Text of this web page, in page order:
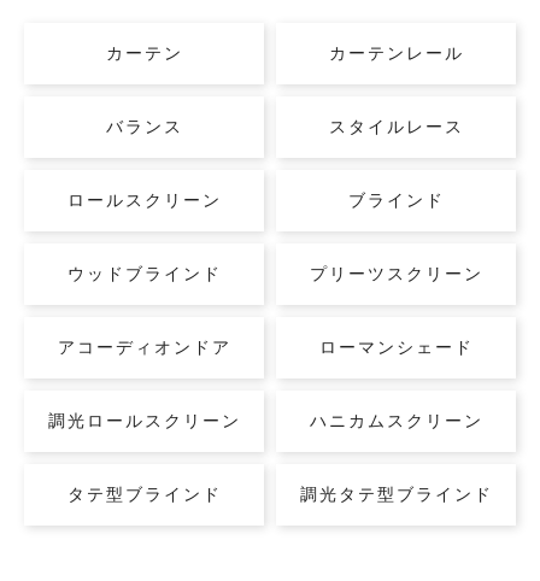
カーテン カーテンレール
バランス スタイルレース
ロールスクリーン ブラインド
ウッドブラインド プリーツスクリーン
アコーディオンドア ローマンシェード
調光ロールスクリーン ハニカムスクリーン
タテ型ブラインド 調光タテ型ブラインド